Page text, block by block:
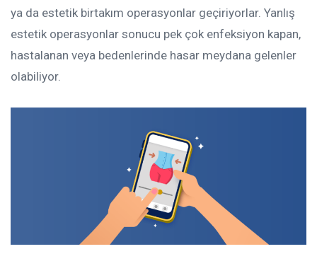
ya da estetik birtakım operasyonlar geçiriyorlar. Yanlış
estetik operasyonlar sonucu pek çok enfeksiyon kapan,
hastalanan veya bedenlerinde hasar meydana gelenler
olabiliyor.